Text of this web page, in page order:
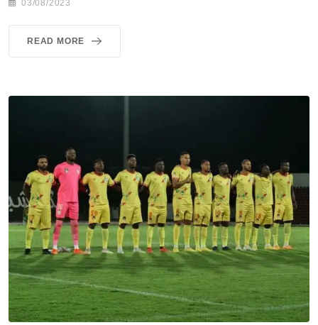
03/08/2023
READ MORE